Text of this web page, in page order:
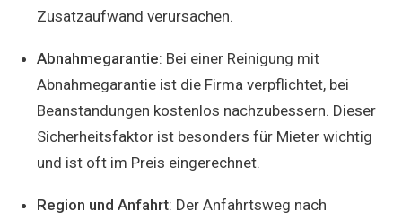
Zusatzaufwand verursachen.
Abnahmegarantie: Bei einer Reinigung mit
Abnahmegarantie ist die Firma verpflichtet, bei
Beanstandungen kostenlos nachzubessern. Dieser
Sicherheitsfaktor ist besonders für Mieter wichtig
und ist oft im Preis eingerechnet.
Region und Anfahrt: Der Anfahrtsweg nach